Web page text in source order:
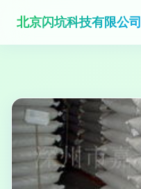
北京闪坑科技有限公司